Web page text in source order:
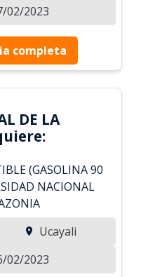
02/2023
completa
DE LA
(GASOLINA 90
NACIONAL
Ucayali
02/2023